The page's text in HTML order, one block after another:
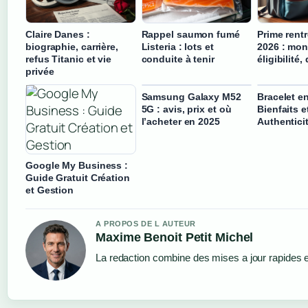
Claire Danes :
biographie, carrière,
refus Titanic et vie
privée
Rappel saumon fumé
Listeria : lots et
conduite à tenir
Prime
2026 :
éligibilité,
Google My Business :
Guide Gratuit Création
et Gestion
Samsung Galaxy M52
5G : avis, prix et où
l’acheter en 2025
Bracelet
Bienfaits
A PROPOS DE L AUTEUR
Maxime Benoit Petit Michel
La redaction combine des mises a jour rapides